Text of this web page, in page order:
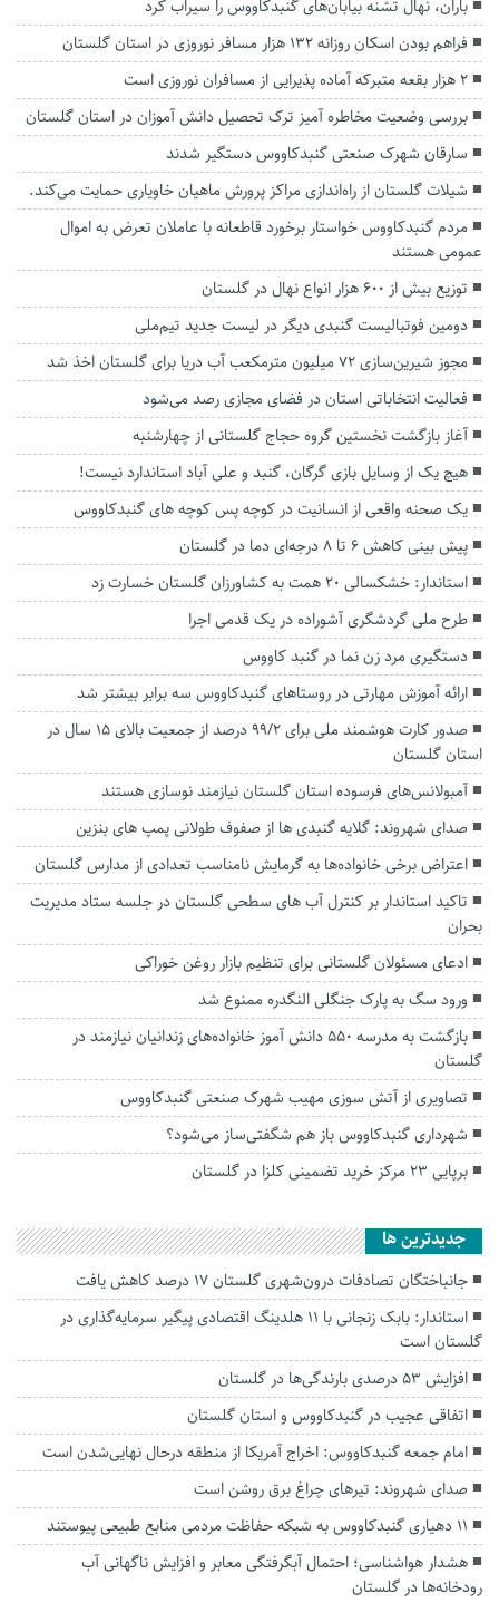
باران، نهال تشنه بیابان‌های گنبدکاووس را سیراب کرد
فراهم بودن اسکان روزانه ۱۳۲ هزار مسافر نوروزی در استان گلستان
۲ هزار بقعه متبرکه آماده پذیرایی از مسافران نوروزی است
بررسی وضعیت مخاطره آمیز ترک تحصیل دانش آموزان در استان گلستان
سارقان شهرک صنعتی گنبدکاووس دستگیر شدند
شیلات گلستان از راه‌اندازی مراکز پرورش ماهیان خاویاری حمایت می‌کند.
مردم گنبدکاووس خواستار برخورد قاطعانه با عاملان تعرض به اموال
عمومی هستند
توزیع بیش از ۶۰۰ هزار انواع نهال در گلستان
دومین فوتبالیست گنبدی دیگر در لیست جدید تیم‌ملی
مجوز شیرین‌سازی ۷۲ میلیون مترمکعب آب دریا برای گلستان اخذ شد
فعالیت انتخاباتی استان در فضای مجازی رصد می‌شود
آغاز بازگشت نخستین گروه حجاج گلستانی از چهارشنبه
هیچ یک از وسایل بازی گرگان، گنبد و علی آباد استاندارد نیست!
یک صحنه واقعی از انسانیت در کوچه پس کوچه های گنبدکاووس
پیش بینی کاهش ۶ تا ۸ درجه‌ای دما در گلستان
استاندار: خشکسالی ۲۰ همت به کشاورزان گلستان خسارت زد
طرح ملی گردشگری آشوراده در یک قدمی اجرا
دستگیری مرد زن نما در گنبد کاووس
ارائه آموزش‌ مهارتی در روستاهای گنبدکاووس سه برابر بیشتر شد
صدور کارت هوشمند ملی برای ۹۹/2 درصد از جمعیت بالای ۱۵ سال در
استان گلستان
آمبولانس‌های فرسوده استان گلستان نیازمند نوسازی هستند
صدای شهروند: گلایه گنبدی ها از صفوف طولانی پمپ های بنزین
اعتراض برخی خانواده‌ها به گرمایش نامناسب تعدادی از مدارس گلستان
تاکید استاندار بر کنترل آب های سطحی گلستان در جلسه ستاد مدیریت
بحران
ادعای مسئولان گلستانی برای تنظیم بازار روغن خوراکی
ورود سگ به پارک جنگلی النگدره ممنوع شد
بازگشت به مدرسه ۵۵۰ دانش آموز خانواده‌های زندانیان نیازمند در
گلستان
تصاویری از آتش سوزی مهیب شهرک صنعتی گنبدکاووس
شهرداری گنبدکاووس باز هم شگفتی‌ساز می‌شود؟
برپایی ۲۳ مرکز خرید تضمینی کلزا در گلستان
جديدترين ها
جانباختگان تصادفات درون‌شهری گلستان ۱۷ درصد کاهش یافت
استاندار: بابک زنجانی با ۱۱ هلدینگ اقتصادی پیگیر سرمایه‌گذاری در
گلستان است
افزایش ۵۳ درصدی بارندگی‌ها در گلستان
اتفاقی عجیب در‌ گنبدکاووس و استان گلستان
امام جمعه گنبدکاووس: اخراج آمریکا از منطقه درحال نهایی‌شدن است
صدای شهروند: تیرهای چراغ برق روشن است
۱۱ دهیاری گنبدکاووس به شبکه حفاظت مردمی منابع طبیعی پیوستند
هشدار هواشناسی؛ احتمال آبگرفتگی معابر و افزایش ناگهانی آب
رودخانه‌ها در گلستان